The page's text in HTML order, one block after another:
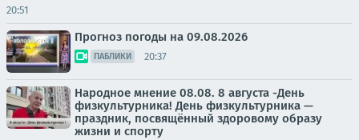
20:51
Прогноз погоды на 09.08.2026
ПАБЛИКИ 20:37
Народное мнение 08.08. 8 августа -День
физкультурника! День физкультурника —
праздник, посвящённый здоровому образу
жизни и спорту